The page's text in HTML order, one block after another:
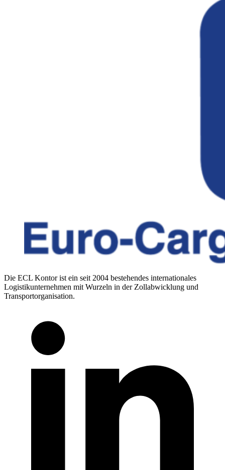
Die ECL Kontor ist ein seit 2004 bestehendes internationales
Logistikunternehmen mit Wurzeln in der Zollabwicklung und
Transportorganisation.